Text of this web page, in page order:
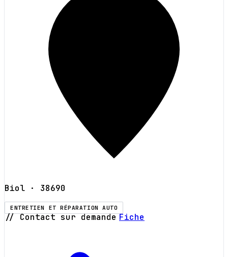
Biol · 38690
ENTRETIEN ET RÉPARATION AUTO
// Contact sur demande Fiche